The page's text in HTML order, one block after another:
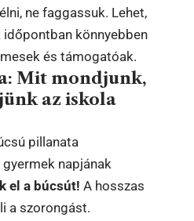
ne faggassuk. Lehet,
könnyebben
és támogatóak.
Mit mondjunk,
az iskola
pillanata
napjának
el a búcsút! A hosszas
a szorongást.